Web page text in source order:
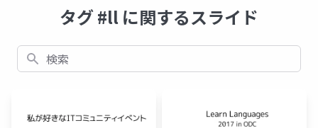
タグ #ll に関するスライド
検索